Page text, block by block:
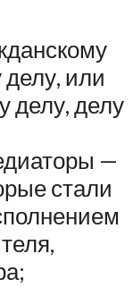
или
делу, делу
—
стали